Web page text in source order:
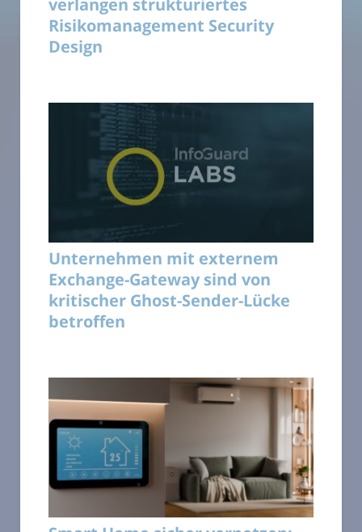
verlangen strukturiertes
Risikomanagement Security
Design
Unternehmen mit externem
Exchange-Gateway sind von
kritischer Ghost-Sender-Lücke
betroffen